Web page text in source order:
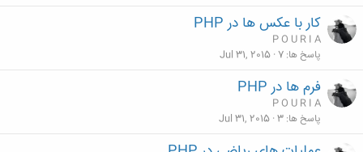
کار با عکس ها در PHP
P O U R I A
پاسخ ها 7
Jul 31, 2015
فرم ها در PHP
P O U R I A
پاسخ ها 3
Jul 31, 2015